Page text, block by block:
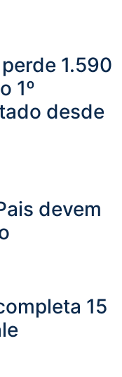
1.590
1º
desde
devem
15